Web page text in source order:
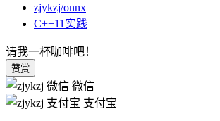
zjykzj/onnx
C++11实践
请我一杯咖啡吧！
赞赏
微信
支付宝